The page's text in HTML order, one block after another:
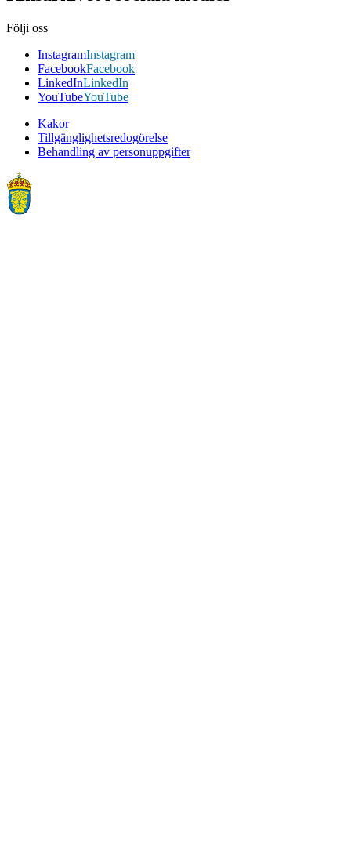
Följi oss
InstagramInstagram
FacebookFacebook
LinkedInLinkedIn
YouTubeYouTube
Kakor
Tillgänglighetsredogörelse
Behandling av personuppgifter